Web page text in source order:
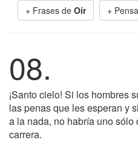
+ Frases de Oír +
08.
¡Santo cielo! Si los hombres
las penas que les esperan y
a la nada, no habría uno
carrera.